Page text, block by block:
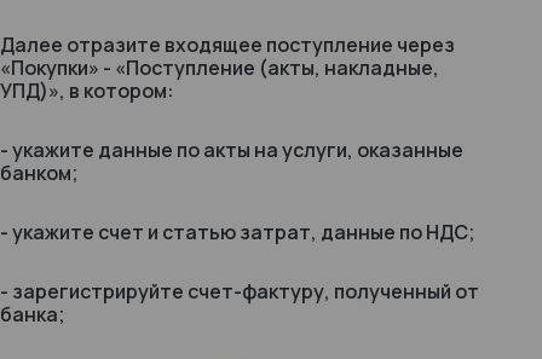
Далее отразите входящее поступление через
«Покупки» - «Поступление (акты, накладные,
УПД)», в котором:
- укажите данные по акты на услуги, оказанные
банком;
- укажите счет и статью затрат, данные по НДС;
- зарегистрируйте счет-фактуру, полученный от
банка;